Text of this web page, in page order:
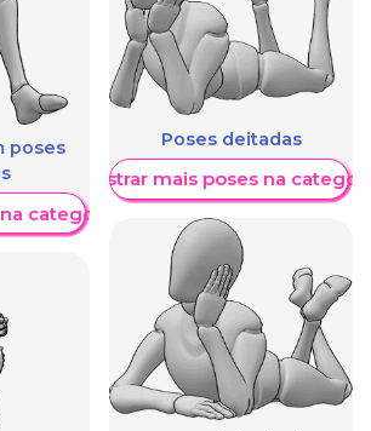
poses
categoria
Poses deitadas
Mostrar mais poses na